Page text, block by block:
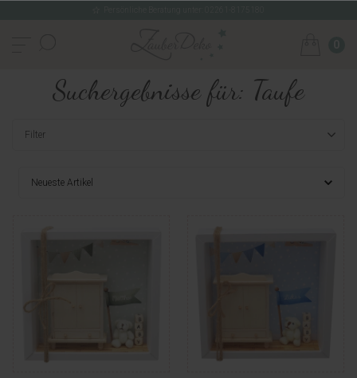
Suchergebnisse für: Taufe
Filter